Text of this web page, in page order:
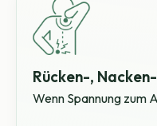
Rücken-,
Wenn Spannung zum